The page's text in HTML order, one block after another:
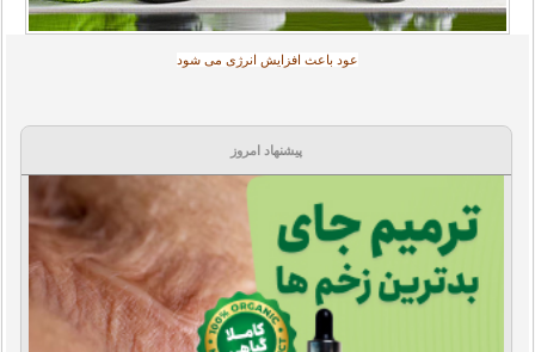
عود باعث افزایش انرژی می شود‎
پیشنهاد امروز